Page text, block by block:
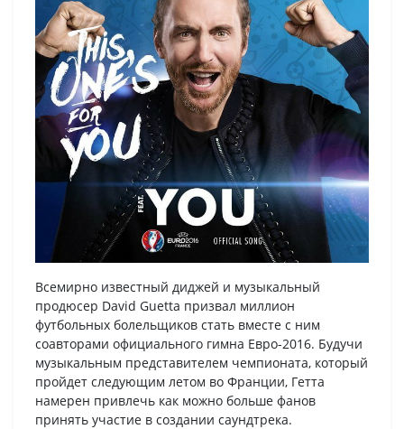
Всемирно известный диджей и музыкальный
продюсер David Guetta призвал миллион
футбольных болельщиков стать вместе с ним
соавторами официального гимна Евро-2016. Будучи
музыкальным представителем чемпионата, который
пройдет следующим летом во Франции, Гетта
намерен привлечь как можно больше фанов
принять участие в создании саундтрека.